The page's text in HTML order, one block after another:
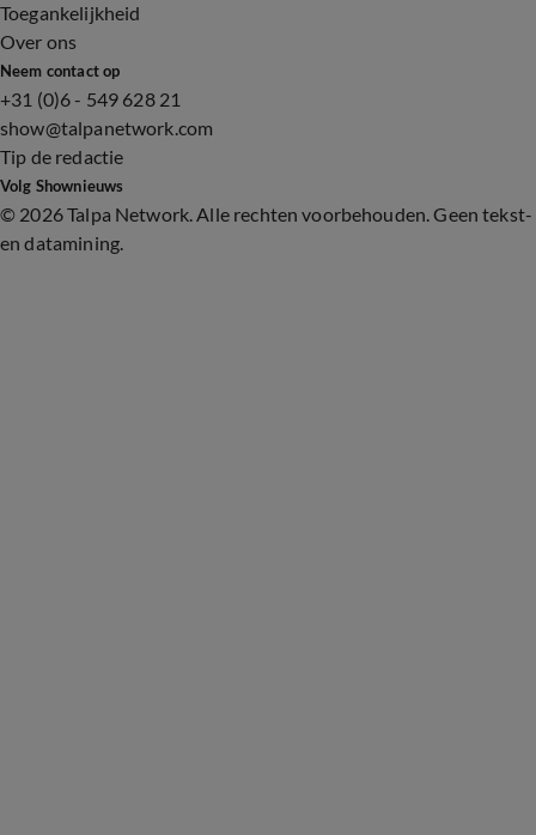
Toegankelijkheid
Over ons
Neem contact op
+31 (0)6 - 549 628 21
show@talpanetwork.com
Tip de redactie
Volg Shownieuws
© 2026 Talpa Network. Alle rechten voorbehouden. Geen tekst-
en datamining.